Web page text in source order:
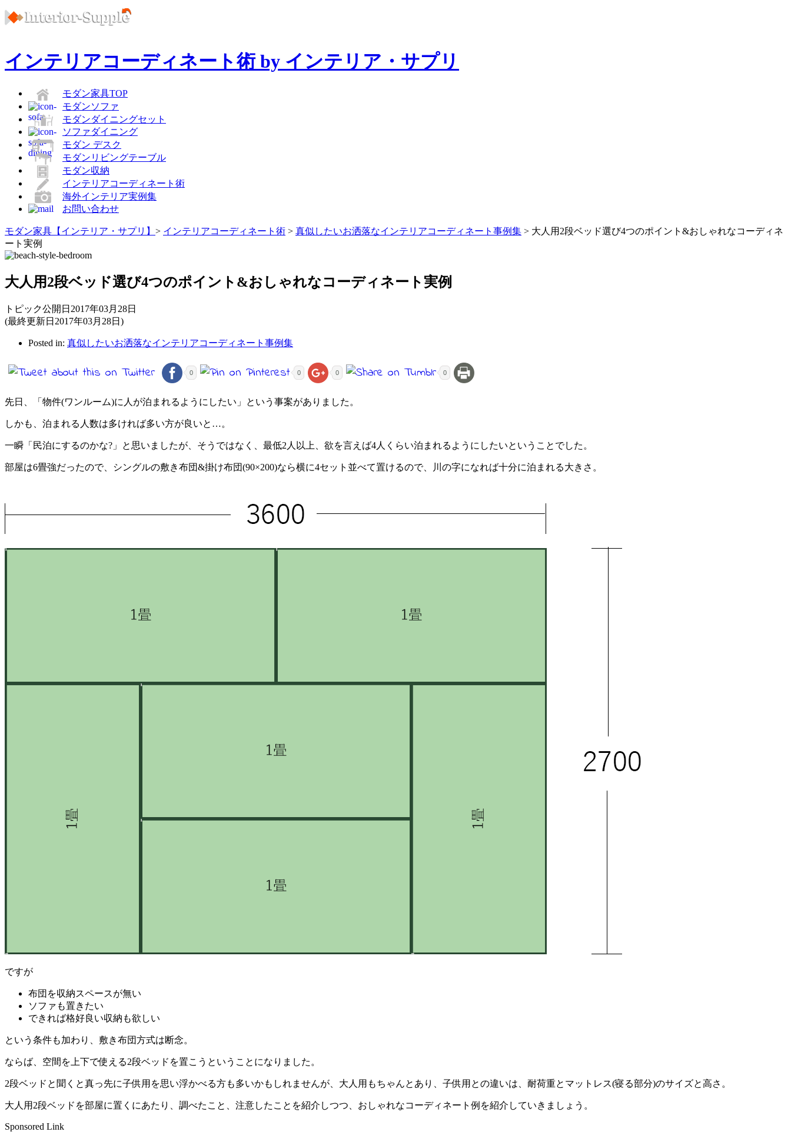
インテリアコーディネート術 by インテリア・サプリ
モダン家具TOP
モダンソファ
モダンダイニングセット
ソファダイニング
モダン デスク
モダンリビングテーブル
モダン収納
インテリアコーディネート術
海外インテリア実例集
お問い合わせ
モダン家具【インテリア・サプリ】 > インテリアコーディネート術 > 真似したいお洒落なインテリアコーディネート事例集 > 大人用2段ベッド選び4つのポイント&おしゃれなコーディネ
ート実例
大人用2段ベッド選び4つのポイント&おしゃれなコーディネート実例
トピック公開日2017年03月28日
(最終更新日2017年03月28日)
Posted in: 真似したいお洒落なインテリアコーディネート事例集
0 0 0 0
先日、「物件(ワンルーム)に人が泊まれるようにしたい」という事案がありました。
しかも、泊まれる人数は多ければ多い方が良いと…。
一瞬「民泊にするのかな?」と思いましたが、そうではなく、最低2人以上、欲を言えば4人くらい泊まれるようにしたいということでした。
部屋は6畳強だったので、シングルの敷き布団&掛け布団(90×200)なら横に4セット並べて置けるので、川の字になれば十分に泊まれる大きさ。
ですが
布団を収納スペースが無い
ソファも置きたい
できれば格好良い収納も欲しい
という条件も加わり、敷き布団方式は断念。
ならば、空間を上下で使える2段ベッドを置こうということになりました。
2段ベッドと聞くと真っ先に子供用を思い浮かべる方も多いかもしれませんが、大人用もちゃんとあり、 子供用との違いは、耐荷重とマットレス(寝る部分)のサイズと高さ 。
大人用2段ベッドを部屋に置くにあたり、調べたこと、注意したことを紹介しつつ、おしゃれなコーディネート例を紹介していきましょう。
Sponsored Link